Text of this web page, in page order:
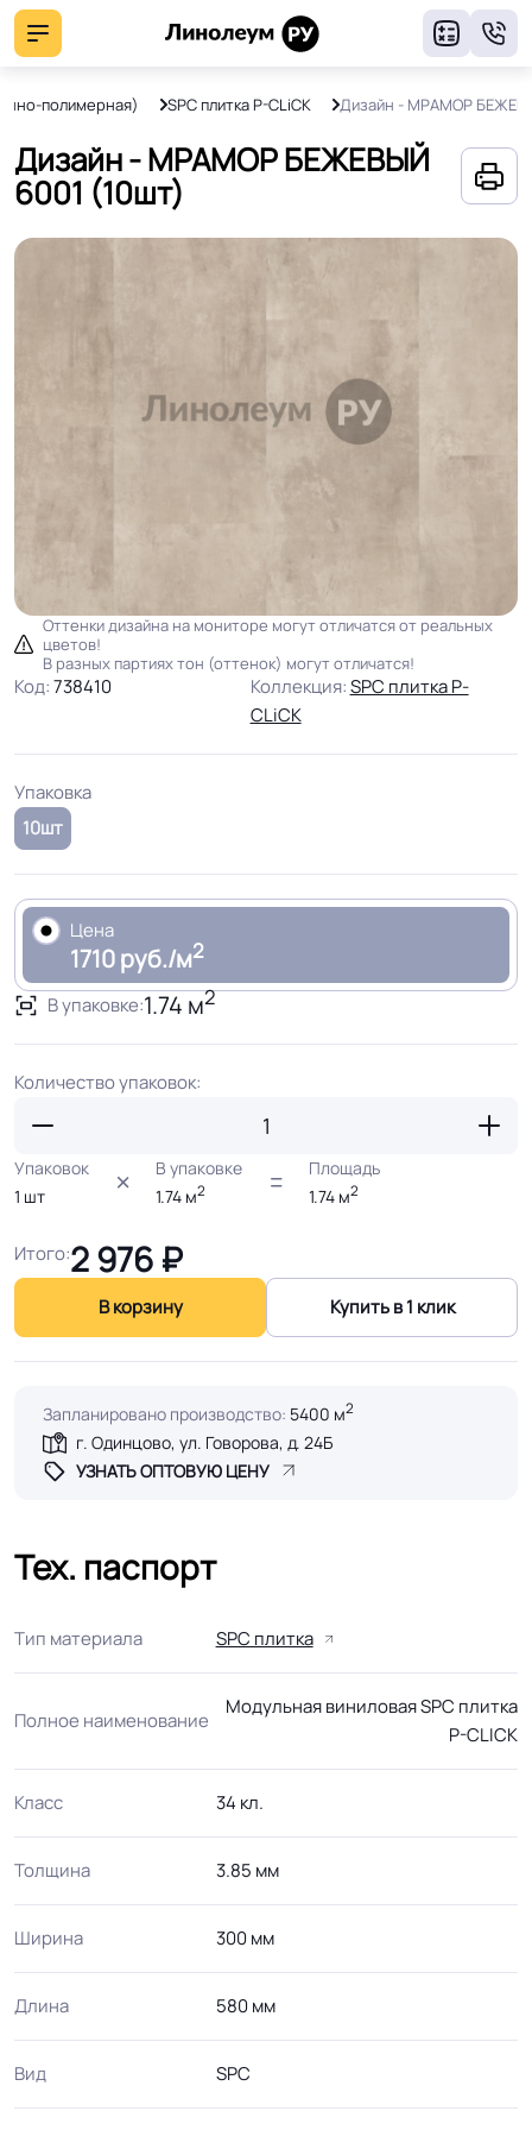
полимерная) SPC плитка P-CLiCK Дизайн - МРАМОР
Дизайн - МРАМОР БЕЖЕВЫЙ
6001 (10шт)
Оттенки дизайна на мониторе могут отличатся от реальных
цветов!
В разных партиях тон (оттенок) могут отличатся!
Код:738410 Коллекция:SPC плитка P-
CLiCK
Упаковка
10шт
Цена
1710 руб./м2
В упаковке:1.74 м2
Количество упаковок:
Упаковок
1 шт
В упаковке
1.74 м2
Площадь
1.74 м2
Итого:2 976 ₽
В корзину Купить в 1 клик
Запланировано производство: 5400 м2
г. Одинцово, ул. Говорова, д. 24Б
УЗНАТЬ ОПТОВУЮ ЦЕНУ
Тех. паспорт
Тип материала SPC плитка
Полное наименование
Модульная виниловая SPC плитка
P-CLICK
Класс 34 кл.
Толщина 3.85 мм
Ширина 300 мм
Длина 580 мм
Вид SPC